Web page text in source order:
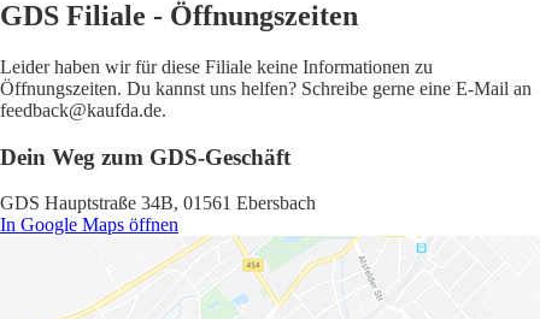
GDS Filiale - Öffnungszeiten
Leider haben wir für diese Filiale keine Informationen zu
Öffnungszeiten. Du kannst uns helfen? Schreibe gerne eine E-Mail an
feedback@kaufda.de.
Dein Weg zum GDS-Geschäft
GDS Hauptstraße 34B, 01561 Ebersbach
In Google Maps öffnen